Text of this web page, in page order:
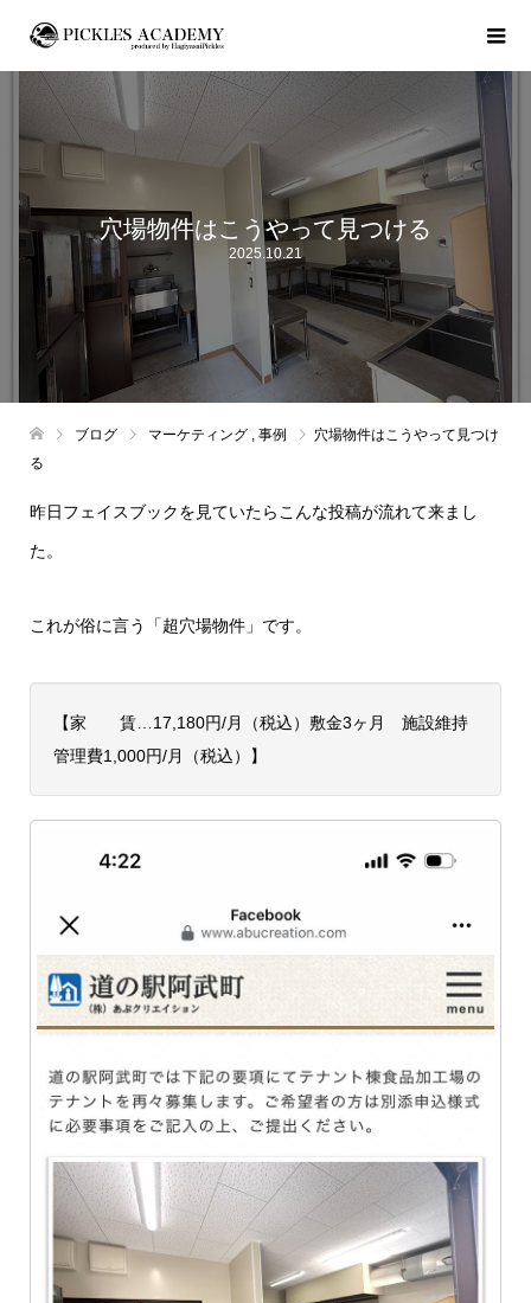
穴場物件はこうやって見つける
2025.10.21
ブログ マーケティング 事例
穴場物件はこうやって見つけ
る
昨日フェイスブックを見ていたらこんな投稿が流れて来まし
た。
これが俗に言う「超穴場物件」です。
【家 賃…17,180円/月（税込）敷金3ヶ月 施設維持
管理費1,000円/月（税込）】